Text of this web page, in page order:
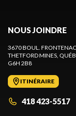
NOUS JOINDRE
3670 BOUL.
THETFORD MINES ,
G6H 2B8
ITINÉRAIRE
418 423-5517